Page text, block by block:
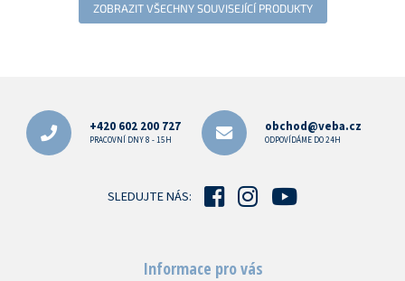
ZOBRAZIT VŠECHNY SOUVISEJÍCÍ PRODUKTY
+420 602 200 727
PRACOVNÍ DNY 8 - 15H
obchod@veba.cz
ODPOVÍDÁME DO 24H
SLEDUJTE NÁS:
Informace pro vás